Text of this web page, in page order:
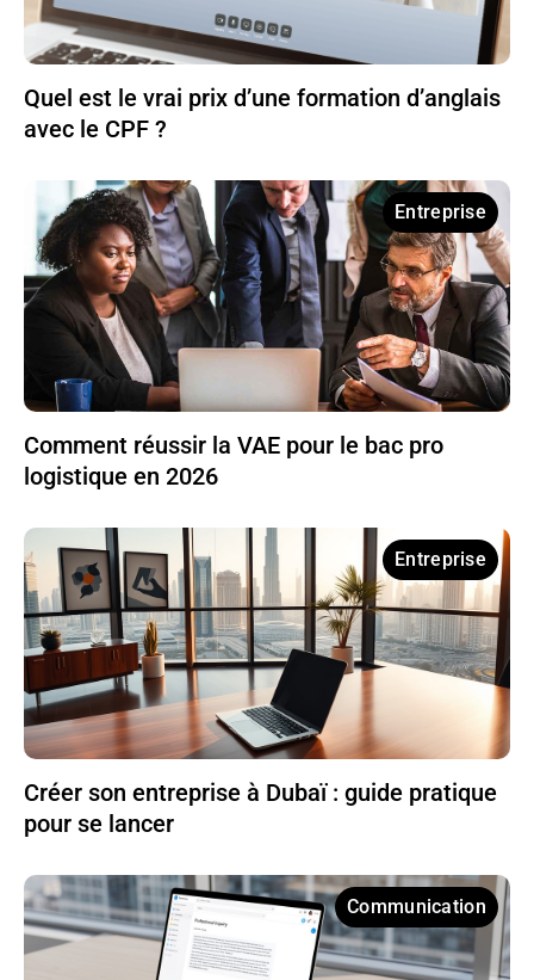
Quel est le vrai prix d’une formation d’anglais
avec le CPF ?
Entreprise
Comment réussir la VAE pour le bac pro
logistique en 2026
Entreprise
Créer son entreprise à Dubaï : guide pratique
pour se lancer
Communication